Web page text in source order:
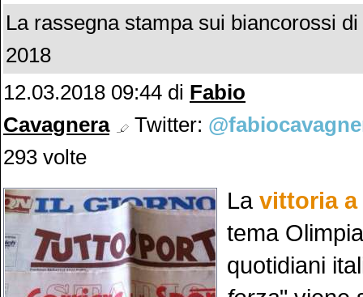
La rassegna stampa sui biancorossi
2018
12.03.2018 09:44 di Fabio
Cavagnera
Twitter:
293 volte
La vittoria
tema
quotidiani